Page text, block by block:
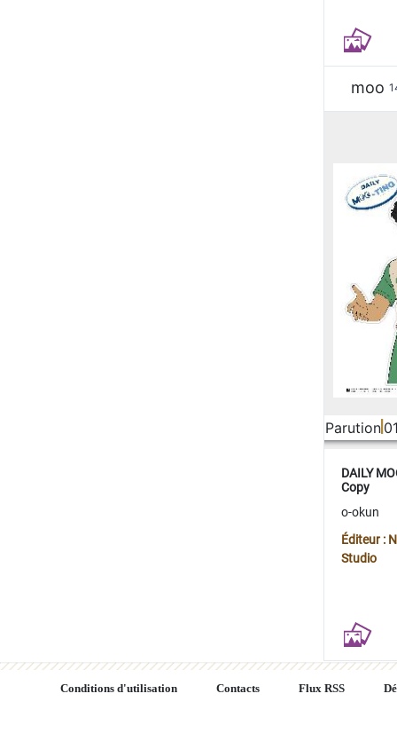
moo
Parution
DAILY
Copy
o-okun
Éditeur :
Studio
Conditions d'utilisation Contacts Flux RSS